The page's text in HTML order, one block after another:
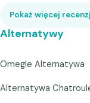
Pokaż więcej
Alternatywy
Omegle Alternatywa
Alternatywa